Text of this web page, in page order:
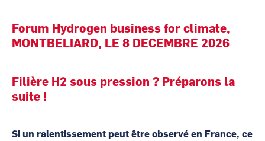
Forum Hydrogen business for climate,
MONTBELIARD, LE 8 DECEMBRE 2026
Filière H2 sous pression ? Préparons la
suite !
Si un ralentissement peut être observé en France, ce